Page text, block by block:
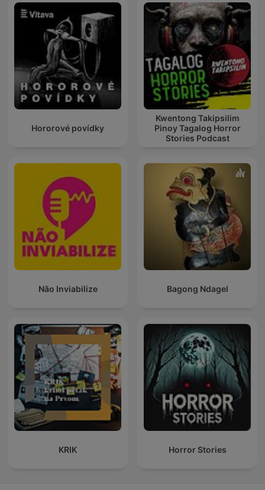
Hororové povídky
Kwentong Takipsilim
Pinoy Tagalog Horror
Stories Podcast
Não Inviabilize Bagong Ndagel
KRIK Horror Stories